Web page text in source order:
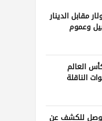
مقابل الدينار
وعموم
العالم
الناقلة
للكشف عن